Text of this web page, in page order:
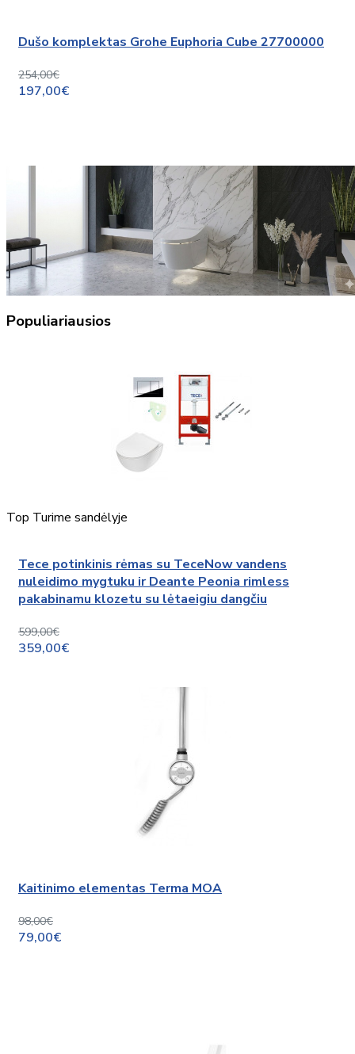
Dušo komplektas Grohe Euphoria Cube 27700000
254,00€
197,00€
Populiariausios
Top Turime sandėlyje
Tece potinkinis rėmas su TeceNow vandens
nuleidimo mygtuku ir Deante Peonia rimless
pakabinamu klozetu su lėtaeigiu dangčiu
599,00€
359,00€
Kaitinimo elementas Terma MOA
98,00€
79,00€